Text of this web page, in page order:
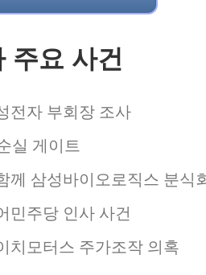
주요 사건
전자 부회장 조사
실 게이트
께 삼성바이오로직스 분식
민주당 인사 사건
치모터스 주가조작 의혹